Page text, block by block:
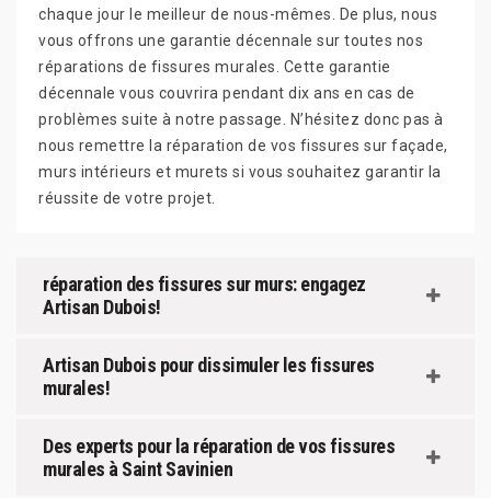
chaque jour le meilleur de nous-mêmes. De plus, nous
vous offrons une garantie décennale sur toutes nos
réparations de fissures murales. Cette garantie
décennale vous couvrira pendant dix ans en cas de
problèmes suite à notre passage. N’hésitez donc pas à
nous remettre la réparation de vos fissures sur façade,
murs intérieurs et murets si vous souhaitez garantir la
réussite de votre projet.
réparation des fissures sur murs: engagez
Artisan Dubois!
Artisan Dubois pour dissimuler les fissures
murales!
Des experts pour la réparation de vos fissures
murales à Saint Savinien